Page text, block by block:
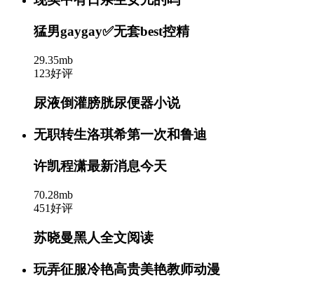
猛男gaygay✅无套best控精
29.35mb
123好评
尿液倒灌膀胱尿便器小说
无职转生洛琪希第一次和鲁迪
许凯程潇最新消息今天
70.28mb
451好评
苏晓曼黑人全文阅读
玩弄征服冷艳高贵美艳教师动漫